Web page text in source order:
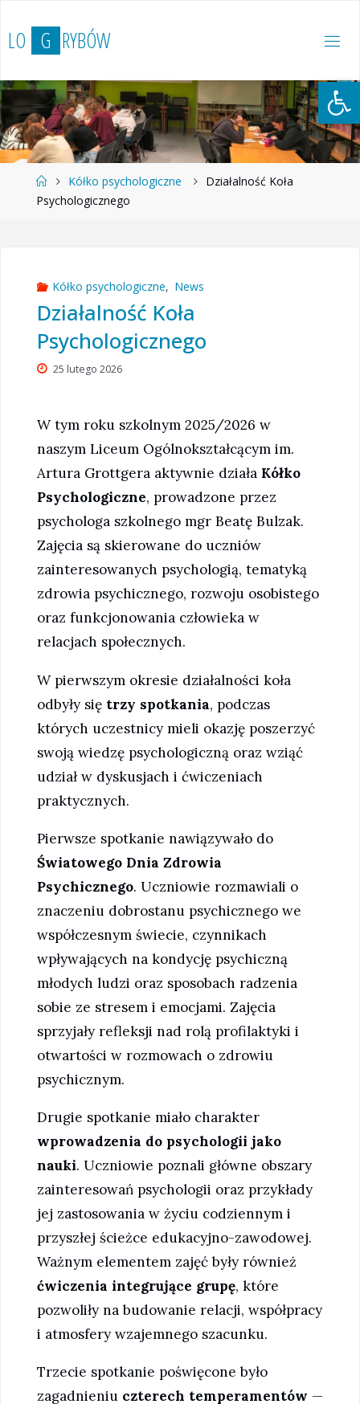
do
treści
LO G RYBÓW
Strona
główna
Kółko psychologiczne
Działalność Koła
Psychologicznego
Kółko psychologiczne, News
Działalność Koła
Psychologicznego
25 lutego 2026
W tym roku szkolnym 2025/2026 w
naszym Liceum Ogólnokształcącym im.
Artura Grottgera aktywnie działa Kółko
Psychologiczne, prowadzone przez
psychologa szkolnego mgr Beatę Bulzak.
Zajęcia są skierowane do uczniów
zainteresowanych psychologią, tematyką
zdrowia psychicznego, rozwoju osobistego
oraz funkcjonowania człowieka w
relacjach społecznych.
W pierwszym okresie działalności koła
odbyły się trzy spotkania, podczas
których uczestnicy mieli okazję poszerzyć
swoją wiedzę psychologiczną oraz wziąć
udział w dyskusjach i ćwiczeniach
praktycznych.
Pierwsze spotkanie nawiązywało do
Światowego Dnia Zdrowia
Psychicznego. Uczniowie rozmawiali o
znaczeniu dobrostanu psychicznego we
współczesnym świecie, czynnikach
wpływających na kondycję psychiczną
młodych ludzi oraz sposobach radzenia
sobie ze stresem i emocjami. Zajęcia
sprzyjały refleksji nad rolą profilaktyki i
otwartości w rozmowach o zdrowiu
psychicznym.
Drugie spotkanie miało charakter
wprowadzenia do psychologii jako
nauki. Uczniowie poznali główne obszary
zainteresowań psychologii oraz przykłady
jej zastosowania w życiu codziennym i
przyszłej ścieżce edukacyjno-zawodowej.
Ważnym elementem zajęć były również
ćwiczenia integrujące grupę, które
pozwoliły na budowanie relacji, współpracy
i atmosfery wzajemnego szacunku.
Trzecie spotkanie poświęcone było
zagadnieniu czterech temperamentów —